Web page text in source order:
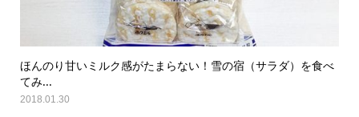
ほんのり甘いミルク感がたまらない！雪の宿（サラダ）を食べ
てみ...
2018.01.30